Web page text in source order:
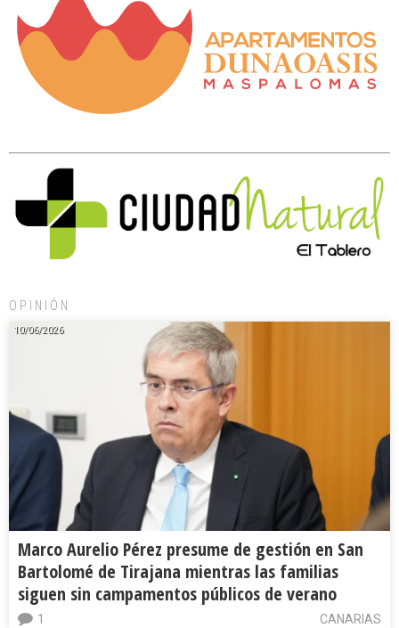
OPINIÓN
10/06/2026
Marco Aurelio Pérez presume de gestión en San
Bartolomé de Tirajana mientras las familias
siguen sin campamentos públicos de verano
CANARIAS
1